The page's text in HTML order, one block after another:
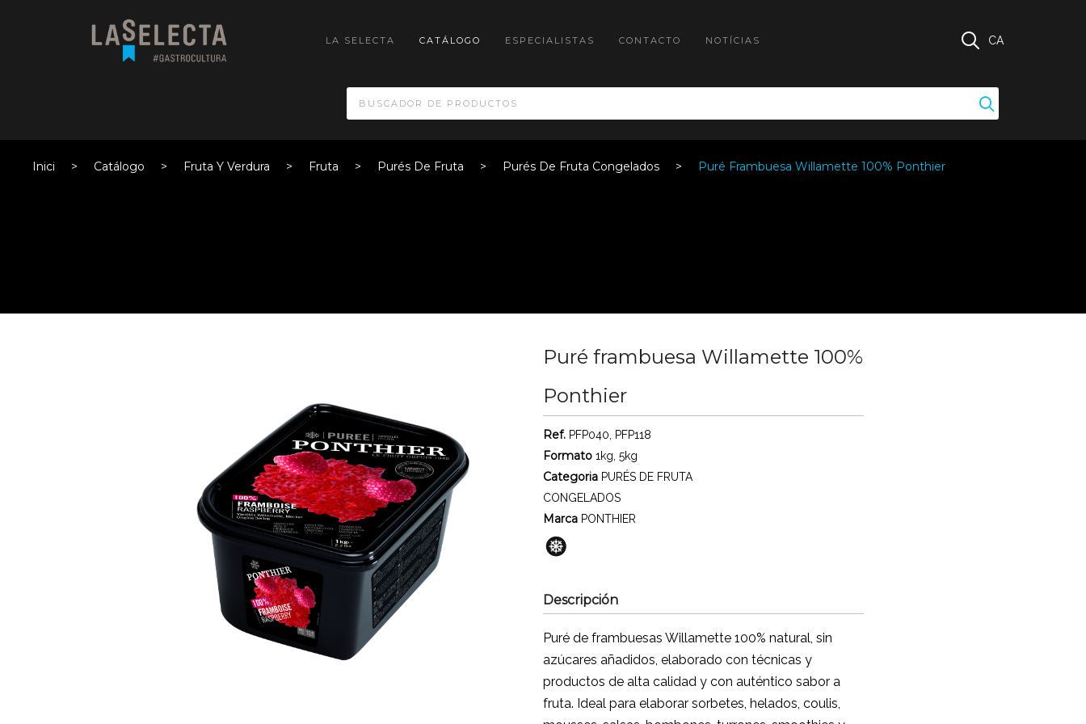
LA SELECTA CATÁLOGO ESPECIALISTAS CONTACTO NOTÍCIAS CA
Inici Catálogo Fruta Y Verdura Fruta Purés De Fruta Purés De Fruta Congelados Puré Frambuesa Willamette 100% Ponthier
Puré frambuesa Willamette 100%
Ponthier
Ref. PFP040, PFP118
Formato 1kg, 5kg
Categoria PURÉS DE FRUTA
CONGELADOS
Marca PONTHIER
Descripción
Puré de frambuesas Willamette 100% natural, sin
azúcares añadidos, elaborado con técnicas y
productos de alta calidad y con auténtico sabor a
fruta. Ideal para elaborar sorbetes, helados, coulis,